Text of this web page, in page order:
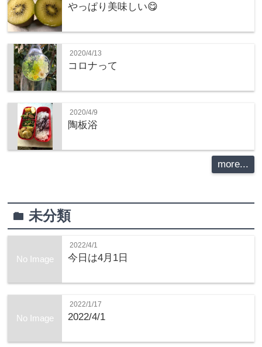
やっぱり美味しい😋
2020/4/13
コロナって
2020/4/9
陶板浴
more...
folder未分類
No Image
2022/4/1
今日は4月1日
No Image
2022/1/17
2022/4/1